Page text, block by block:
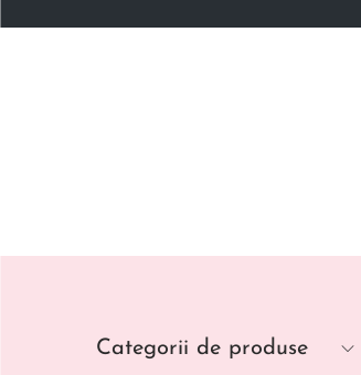
Categorii de produse